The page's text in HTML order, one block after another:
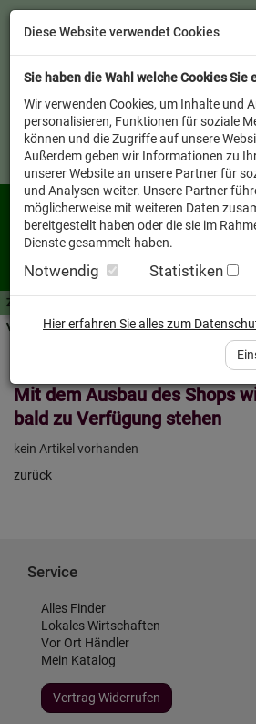
Zutaten A-Z
Verkäufer vor Ort
Hund
Mit dem Ausbau des Shops
bald zu Verfügung stehen
kein Artikel vorhanden
zurück
Service
Alles Finder
Lokales Wirtschaften
Vor Ort Händler
Mein Katalog
Vertrag Widerrufen
Diese Website verwendet Cookies
Sie haben die Wahl welche Cookies Sie
Wir verwenden Cookies, um Inhalte und
personalisieren, Funktionen für soziale
können und die Zugriffe auf unsere
Außerdem geben wir Informationen zu
unserer Website an unsere Partner für
und Analysen weiter. Unsere Partner
möglicherweise mit weiteren Daten
bereitgestellt haben oder die sie im
Dienste gesammelt haben.
Notwendig Statistiken
Hier erfahren Sie alles zum